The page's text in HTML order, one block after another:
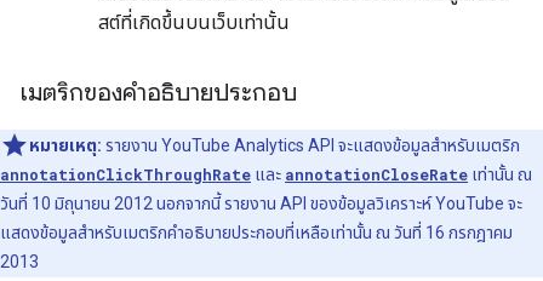
สต์ที่เกิดขึ้นบนเว็บเท่านั้น
เมตริกของคำอธิบายประกอบ
หมายเหตุ: รายงาน YouTube Analytics API จะแสดงข้อมูลสำหรับเมตริก
annotationClickThroughRate และ annotationCloseRate เท่านั้น ณ
วันที่ 10 มิถุนายน 2012 นอกจากนี้ รายงาน API ของข้อมูลวิเคราะห์ YouTube จะ
แสดงข้อมูลสำหรับเมตริกคำอธิบายประกอบที่เหลือเท่านั้น ณ วันที่ 16 กรกฎาคม
2013